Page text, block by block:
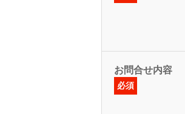
お問合せ内容
必須